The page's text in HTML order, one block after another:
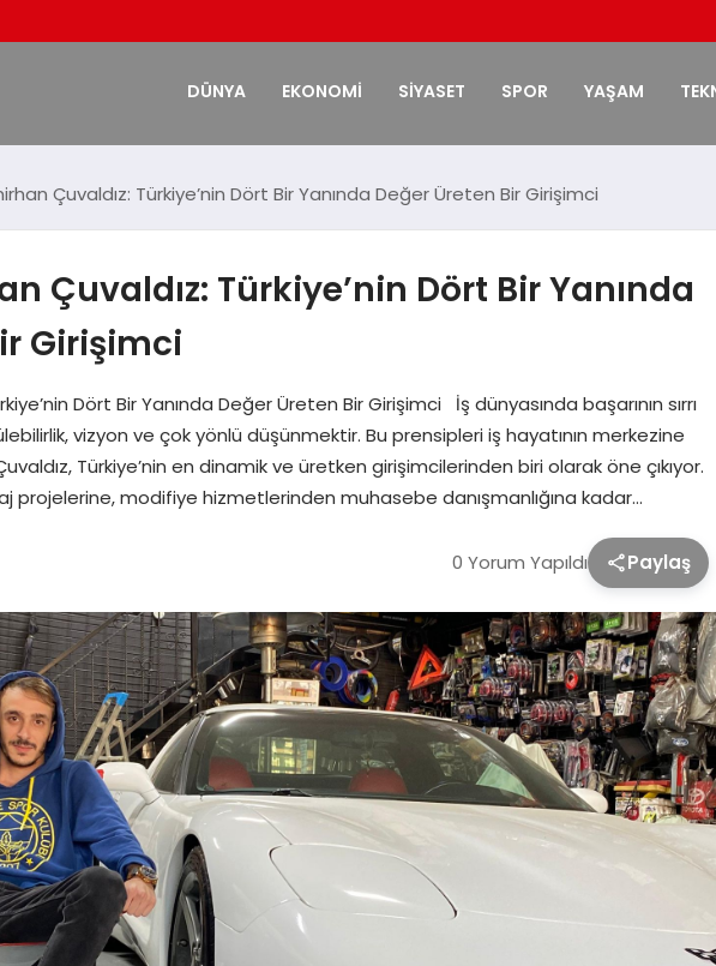
DÜNYA EKONOMİ SİYASET SPOR YAŞAM
Çuvaldız: Türkiye’nin Dört Bir Yanında Değer Üreten Bir Girişimci
Çuvaldız: Türkiye’nin Dört Bir Yanında
Girişimci
Dört Bir Yanında Değer Üreten Bir Girişimci İş dünyasında başarının sırrı
vizyon ve çok yönlü düşünmektir. Bu prensipleri iş hayatının merkezine
Türkiye’nin en dinamik ve üretken girişimcilerinden biri olarak öne çıkıyor.
modifiye hizmetlerinden muhasebe danışmanlığına kadar…
0 Yorum Yapıldı Paylaş